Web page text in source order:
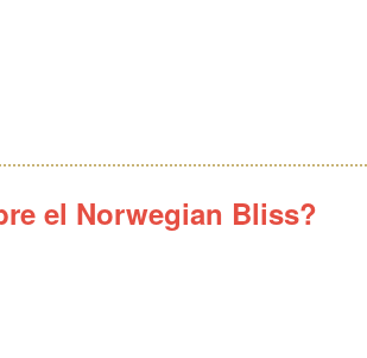
el Norwegian Bliss?